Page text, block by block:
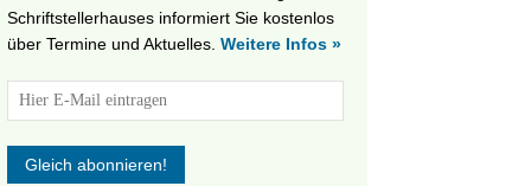
Schriftstellerhauses informiert Sie kostenlos
über Termine und Aktuelles. Weitere Infos »